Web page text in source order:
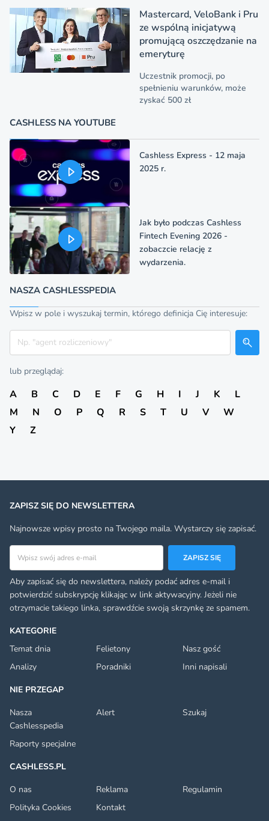
Mastercard, VeloBank i Pru
ze wspólną inicjatywą
promującą oszczędzanie na
emeryturę
Uczestnik promocji, po
spełnieniu warunków, może
zyskać 500 zł
CASHLESS NA YOUTUBE
Cashless Express - 12 maja
2025 r.
Jak było podczas Cashless
Fintech Evening 2026 -
zobaczcie relację z
wydarzenia.
NASZA CASHLESSPEDIA
Wpisz w pole i wyszukaj termin, którego definicja Cię interesuje:
Szukaj
lub przeglądaj:
A B C D E F G H I J K
L
M
N O P Q R S T U V
W
Y
Z
KATEGORIE
Temat dnia
Felietony
Nasz gość
Analizy
Poradniki
Inni napisali
NIE PRZEGAP
Nasza
Cashlesspedia
Alert Szukaj
Raporty specjalne
CASHLESS.PL
O nas
Reklama
Regulamin
Polityka Cookies
Kontakt
ZAPISZ SIĘ DO NEWSLETTERA
Najnowsze wpisy prosto na Twojego maila. Wystarczy się zapisać.
Adres email
ZAPISZ SIĘ
Aby zapisać się do newslettera, należy podać adres e-mail i
potwierdzić subskrypcję klikając w link aktywacyjny. Jeżeli nie
otrzymacie takiego linka, sprawdźcie swoją skrzynkę ze spamem.